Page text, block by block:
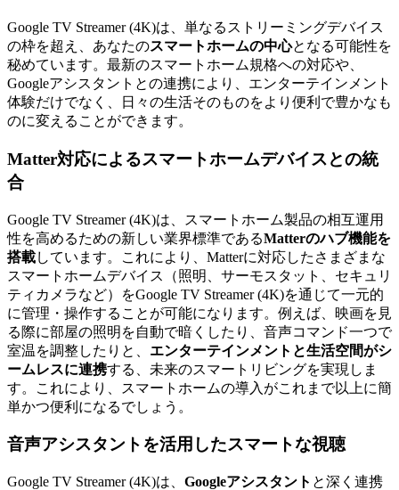
Google TV Streamer (4K)は、単なるストリーミングデバイス
の枠を超え、あなたのスマートホームの中心となる可能性を
秘めています。最新のスマートホーム規格への対応や、
Googleアシスタントとの連携により、エンターテインメント
体験だけでなく、日々の生活そのものをより便利で豊かなも
のに変えることができます。
Matter対応によるスマートホームデバイスとの統
合
Google TV Streamer (4K)は、スマートホーム製品の相互運用
性を高めるための新しい業界標準であるMatterのハブ機能を
搭載しています。これにより、Matterに対応したさまざまな
スマートホームデバイス（照明、サーモスタット、セキュリ
ティカメラなど）をGoogle TV Streamer (4K)を通じて一元的
に管理・操作することが可能になります。例えば、映画を見
る際に部屋の照明を自動で暗くしたり、音声コマンド一つで
室温を調整したりと、 エンターテインメントと生活空間がシ
ームレスに連携する、未来のスマートリビングを実現しま
す。これにより、スマートホームの導入がこれまで以上に簡
単かつ便利になるでしょう。
音声アシスタントを活用したスマートな視聴
Google TV Streamer (4K)は、 Googleアシスタント と深く連携